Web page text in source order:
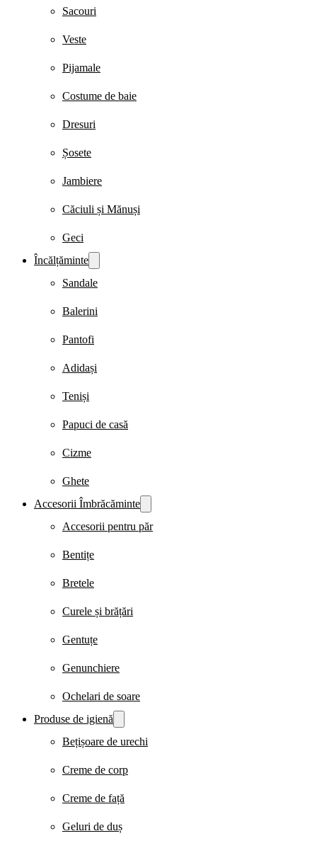
Sacouri
Veste
Pijamale
Costume de baie
Dresuri
Șosete
Jambiere
Căciuli și Mănuși
Geci
Încălțăminte
Sandale
Balerini
Pantofi
Adidași
Teniși
Papuci de casă
Cizme
Ghete
Accesorii Îmbrăcăminte
Accesorii pentru păr
Bentițe
Bretele
Curele și brățări
Gentuțe
Genunchiere
Ochelari de soare
Produse de igienă
Bețișoare de urechi
Creme de corp
Creme de față
Geluri de duș